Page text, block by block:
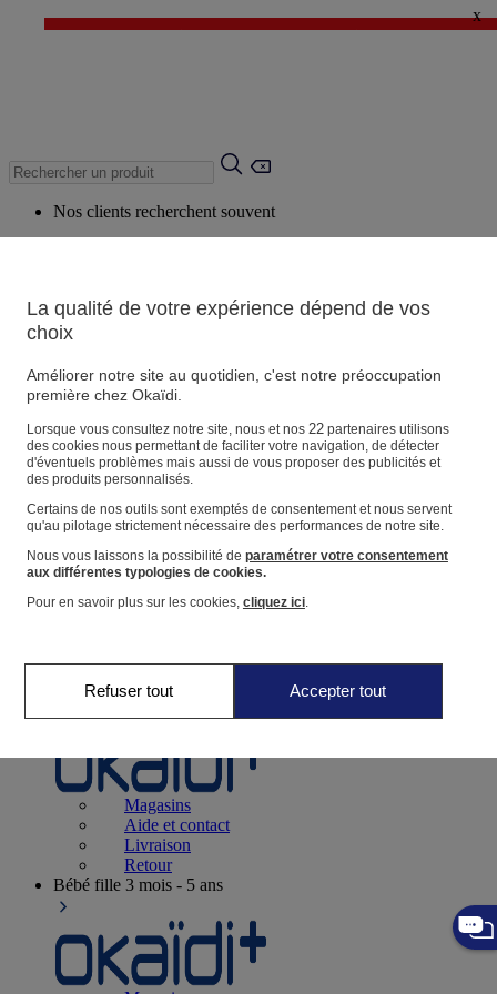
✨ LAST DAYS : Jusqu'à -60%* ✨
x
Nos clients recherchent souvent
Produits suggérés
Voir tous les produits
Magasin
Vos informations personnelles
Suivre une commande
Panier
Favoris
Naissance0-12 mois
Magasins
Aide et contact
Livraison
Retour
Bébé fille 3 mois - 5 ans
La qualité de votre expérience dépend de vos
choix
Améliorer notre site au quotidien, c'est notre préoccupation
première chez Okaïdi.
Lorsque vous consultez notre site, nous et nos 22partenaires utilisons
des cookies nous permettant de faciliter votre navigation, de détecter
d'éventuels problèmes mais aussi de vous proposer des publicités et
des produits personnalisés.
Certains de nos outils sont exemptés de consentement et nous servent
qu'au pilotage strictement nécessaire des performances de notre site.
Nous vous laissons la possibilité de paramétrer votre consentement
aux différentes typologies de cookies.
Pour en savoir plus sur les cookies, cliquez ici.
Refuser tout Accepter tout